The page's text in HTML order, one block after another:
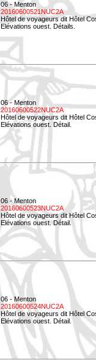
06 - Menton
20160600521NUC2A
Hôtel de voyageurs dit Hôtel
Elévations ouest. Détails.
06 - Menton
20160600522NUC2A
Hôtel de voyageurs dit Hôtel
Elévations ouest. Détail.
06 - Menton
20160600523NUC2A
Hôtel de voyageurs dit Hôtel
Elévations ouest. Détail.
06 - Menton
20160600524NUC2A
Hôtel de voyageurs dit Hôtel
Elévations ouest. Détail.